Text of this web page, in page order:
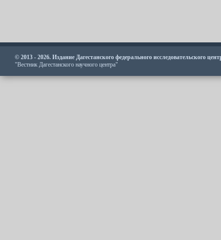
© 2013 - 2026. Издание Дагестанского федерального исследовательского
"Вестник Дагестанского научного центра"